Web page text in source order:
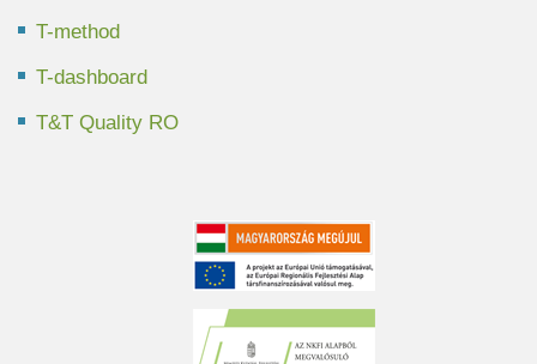
T-method
T-dashboard
T&T Quality RO